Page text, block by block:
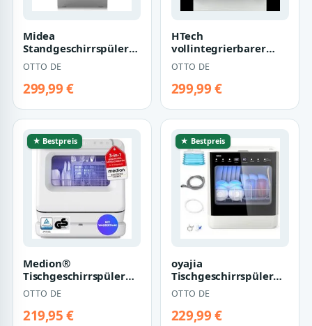
Midea
Standgeschirrspüler
SF 3.45N Pro, 9 l, no
OTTO DE
299,99 €
HTech
vollintegrierbarer
Geschirrspüler
WG5400, 13
Maßgedecke
OTTO DE
299,99 €
★ Bestpreis
Medion®
Tischgeschirrspüler
MD370022, 3
Maßgedecke, 6
Programme, 3 Maß…
OTTO DE
219,95 €
★ Bestpreis
oyajia
Tischgeschirrspüler
Mini Geschirrspüler
mit 4 Spülprogramme,
Ho…
OTTO DE
229,99 €